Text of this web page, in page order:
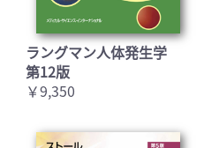
ラングマン人体発生学
第12版
￥9,350